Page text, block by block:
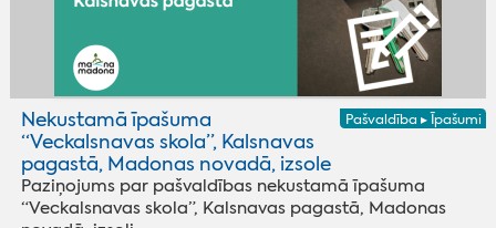
Pašvaldība ▸ Īpašumi
Nekustamā īpašuma
“Veckalsnavas skola”, Kalsnavas
pagastā, Madonas novadā, izsole
Paziņojums par pašvaldības nekustamā īpašuma
“Veckalsnavas skola”, Kalsnavas pagastā, Madonas